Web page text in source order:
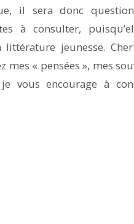
il sera donc
à consulter,
jeunesse.
mes « pensées », mes
vous encourage à